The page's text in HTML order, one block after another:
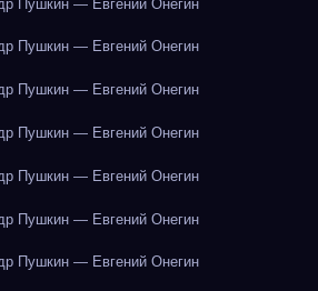
Пушкин — Евгений Онегин
Пушкин — Евгений Онегин
Пушкин — Евгений Онегин
Пушкин — Евгений Онегин
Пушкин — Евгений Онегин
Пушкин — Евгений Онегин
Пушкин — Евгений Онегин